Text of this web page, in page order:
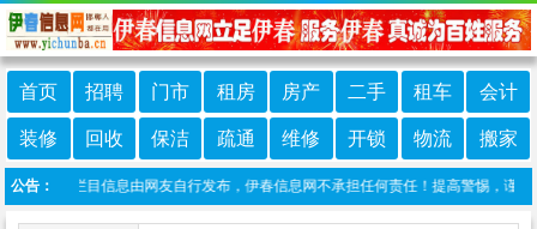
首页 招聘 门市 租房 房产 二手 租车 会计
装修 回收 保洁 疏通 维修 开锁 物流 搬家
公告：
明：本栏目信息由网友自行发布，伊春信息网不承担任何责任！提高警惕，谨防